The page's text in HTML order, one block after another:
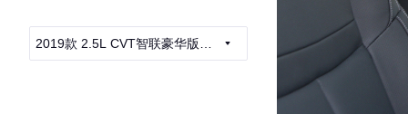
2019款 2.5L CVT智联豪华版